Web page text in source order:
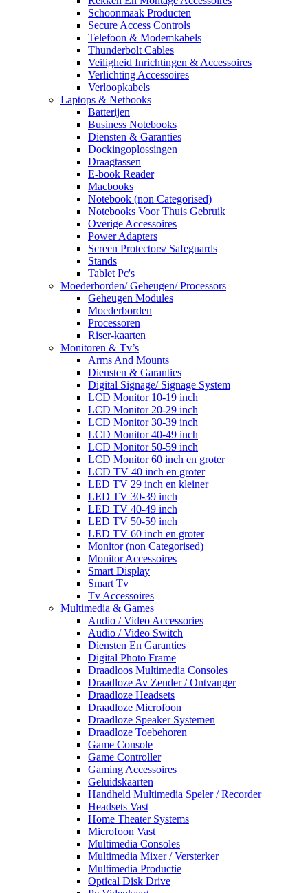
Schoonmaak Producten
Secure Access Controls
Telefoon & Modemkabels
Thunderbolt Cables
Veiligheid Inrichtingen & Accessoires
Verlichting Accessoires
Verloopkabels
Laptops & Netbooks
Batterijen
Business Notebooks
Diensten & Garanties
Dockingoplossingen
Draagtassen
E-book Reader
Macbooks
Notebook (non Categorised)
Notebooks Voor Thuis Gebruik
Overige Accessoires
Power Adapters
Screen Protectors/ Safeguards
Stands
Tablet Pc's
Moederborden/ Geheugen/ Processors
Geheugen Modules
Moederborden
Processoren
Riser-kaarten
Monitoren & Tv’s
Arms And Mounts
Diensten & Garanties
Digital Signage/ Signage System
LCD Monitor 10-19 inch
LCD Monitor 20-29 inch
LCD Monitor 30-39 inch
LCD Monitor 40-49 inch
LCD Monitor 50-59 inch
LCD Monitor 60 inch en groter
LCD TV 40 inch en groter
LED TV 29 inch en kleiner
LED TV 30-39 inch
LED TV 40-49 inch
LED TV 50-59 inch
LED TV 60 inch en groter
Monitor (non Categorised)
Monitor Accessoires
Smart Display
Smart Tv
Tv Accessoires
Multimedia & Games
Audio / Video Accessories
Audio / Video Switch
Diensten En Garanties
Digital Photo Frame
Draadloos Multimedia Consoles
Draadloze Av Zender / Ontvanger
Draadloze Headsets
Draadloze Microfoon
Draadloze Speaker Systemen
Draadloze Toebehoren
Game Console
Game Controller
Gaming Accessoires
Geluidskaarten
Handheld Multimedia Speler / Recorder
Headsets Vast
Home Theater Systems
Microfoon Vast
Multimedia Consoles
Multimedia Mixer / Versterker
Multimedia Productie
Optical Disk Drive